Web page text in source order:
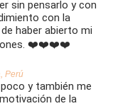
sin pensarlo y con
con la
haber abierto mi
❤️❤️❤️❤️
Perú
y también me
de la